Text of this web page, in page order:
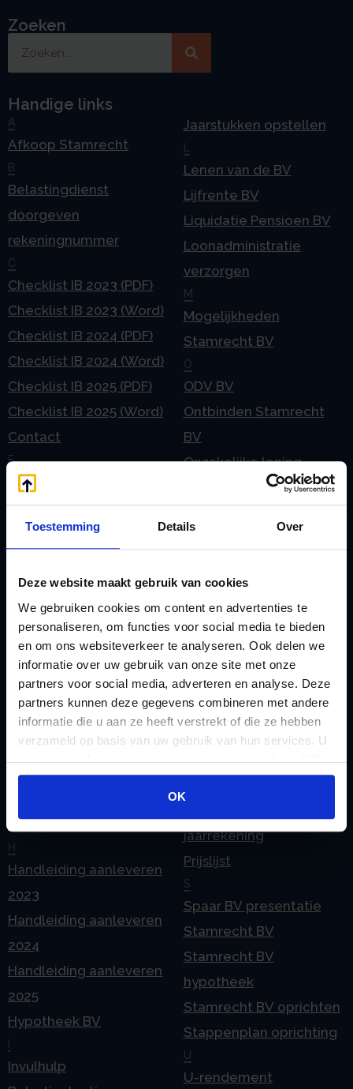
Toestemming Details Over
Deze website maakt gebruik van cookies
We gebruiken cookies om content en advertenties te
personaliseren, om functies voor social media te bieden
en om ons websiteverkeer te analyseren. Ook delen we
informatie over uw gebruik van onze site met onze
partners voor social media, adverteren en analyse. Deze
partners kunnen deze gegevens combineren met andere
informatie die u aan ze heeft verstrekt of die ze hebben
verzameld op basis van uw gebruik van hun services. U
gaat akkoord met onze cookies als u onze website blijft
gebruiken.
OK
Zoeken
Handige links
A
Afkoop Stamrecht
B
Belastingdienst
doorgeven
rekeningnummer
C
Checklist IB 2023 (PDF)
Checklist IB 2023 (Word)
Checklist IB 2024 (PDF)
Checklist IB 2024 (Word)
Checklist IB 2025 (PDF)
Checklist IB 2025 (Word)
Contact
E
eHerkenning voor uw
Stamrecht BV
Emigratie
Fiscale waardering
Flex BV oprichten of
omzetten
Geleidebiljet jaarstukken
2023
Geleidebiljet jaarstukken
2024
Geleidebiljet jaarstukken
2025
H
Handleiding aanleveren
2023
Handleiding aanleveren
2024
Handleiding aanleveren
2025
Hypotheek BV
Invulhulp
Jaarstukken opstellen
L
Lenen van de BV
Lijfrente BV
Liquidatie Pensioen BV
Loonadministratie
verzorgen
M
Mogelijkheden
Stamrecht BV
O
ODV BV
Ontbinden Stamrecht
BV
Onzakelijke lening
Stamrecht BV
banksparen
Overgang naar
Stamrecht BV
P
Pensioen BV
Pensioen BV bij
overlijden
Pensioen BV en
jaarrekening
Prijslijst
S
Spaar BV presentatie
Stamrecht BV
Stamrecht BV
hypotheek
Stamrecht BV oprichten
Stappenplan oprichting
U
U-rendement